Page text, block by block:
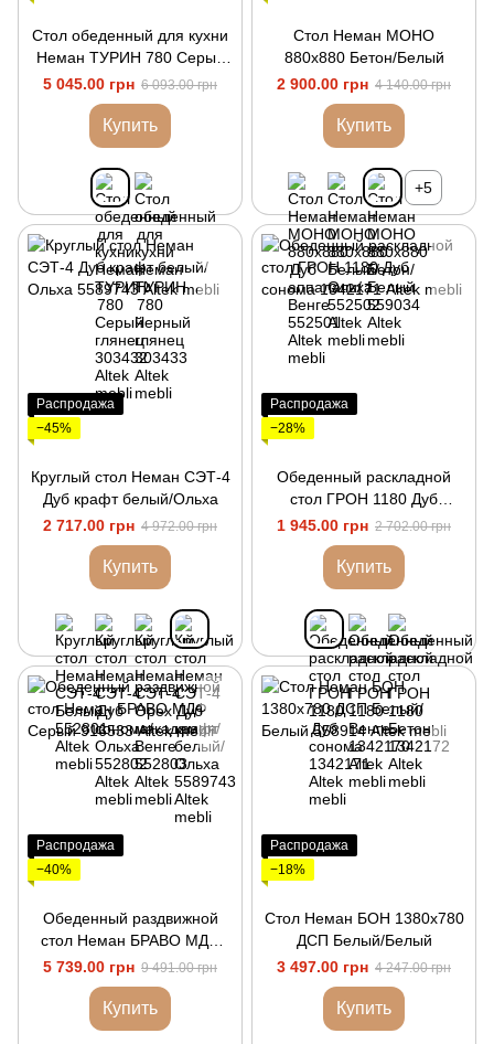
Стол обеденный для кухни
Неман ТУРИН 780 Серый
глянец
5 045.00 грн 6 093.00 грн
Купить
Стол Неман МОНО
880х880 Бетон/Белый
2 900.00 грн 4 140.00 грн
Купить
+5
Распродажа
−45%
Круглый стол Неман СЭТ-4
Дуб крафт белый/Ольха
2 717.00 грн 4 972.00 грн
Купить
Распродажа
−28%
Обеденный раскладной
стол ГРОН 1180 Дуб
сонома
1 945.00 грн 2 702.00 грн
Купить
Распродажа
−40%
Обеденный раздвижной
стол Неман БРАВО МДФ
Серый
5 739.00 грн 9 491.00 грн
Купить
Распродажа
−18%
Стол Неман БОН 1380х780
ДСП Белый/Белый
3 497.00 грн 4 247.00 грн
Купить